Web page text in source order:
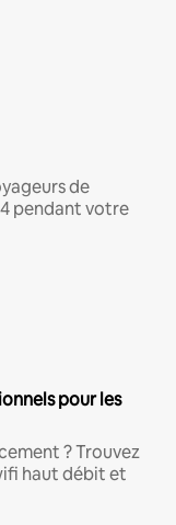
de
pendant votre
pour les
? Trouvez
haut débit et